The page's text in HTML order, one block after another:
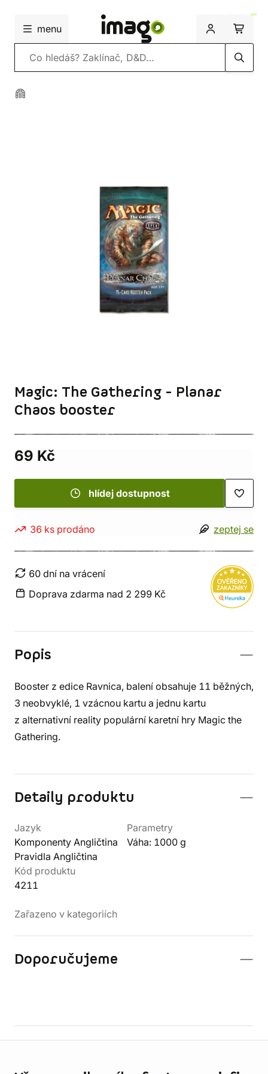
menu
Vyhledávání
Magic: The Gathering - Planar
Chaos booster
69 Kč
hlídej dostupnost
36 ks prodáno zeptej se
60 dní na vrácení
Doprava zdarma nad 2 299 Kč
Popis
Booster z edice Ravnica, balení obsahuje 11 běžných,
3 neobvyklé, 1 vzácnou kartu a jednu kartu
z alternativní reality populární karetní hry Magic the
Gathering.
Detaily produktu
Jazyk
Komponenty Angličtina
Pravidla Angličtina
Parametry
Váha: 1000 g
Kód produktu
4211
Zařazeno v kategoriích
Doporučujeme